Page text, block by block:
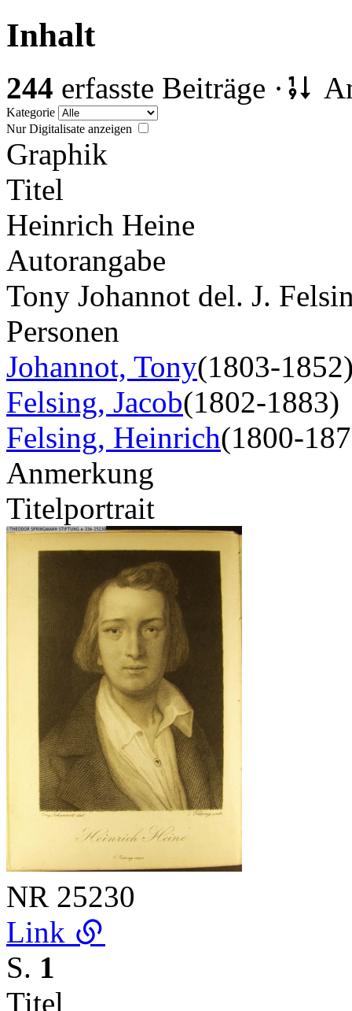
Inhalt
244 erfasste Beiträge ·
Kategorie
Nur Digitalisate anzeigen
Graphik
Titel
Heinrich Heine
Autorangabe
Tony Johannot del. J.
Personen
Johannot, Tony(1803-
Felsing, Jacob(1802-1883)
Felsing, Heinrich(1800-
Anmerkung
Titelportrait
NR 25230
Link
S. 1
Titel